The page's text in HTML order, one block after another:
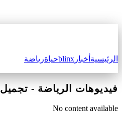
الرئيسية أخبار blinxحياةرياضة
فيديوهات الرياضة - تجميل
No content available